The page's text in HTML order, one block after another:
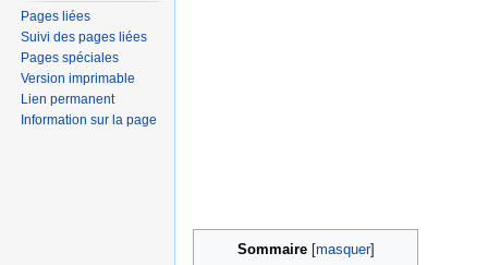
Sommaire
Pages liées
Suivi des pages liées
Pages spéciales
Version imprimable
Lien permanent
Information sur la page